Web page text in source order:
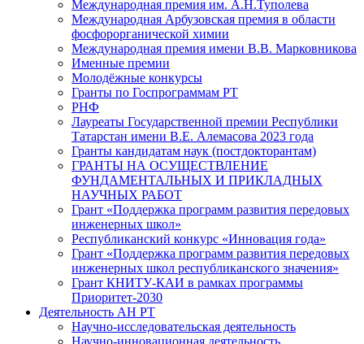
Международная премия им. А.Н.Туполева
Международная Арбузовская премия в области
фосфорорганической химии
Международная премия имени В.В. Марковникова
Именные премии
Молодёжные конкурсы
Гранты по Госпрограммам РТ
РНФ
Лауреаты Государственной премии Республики
Татарстан имени В.Е. Алемасова 2023 года
Гранты кандидатам наук (постдокторантам)
ГРАНТЫ НА ОСУЩЕСТВЛЕНИЕ
ФУНДАМЕНТАЛЬНЫХ И ПРИКЛАДНЫХ
НАУЧНЫХ РАБОТ
Грант «Поддержка программ развития передовых
инженерных школ»
Республиканский конкурс «Инновация года»
Грант «Поддержка программ развития передовых
инженерных школ республиканского значения»
Грант КНИТУ-КАИ в рамках программы
Приоритет-2030
Деятельность АН РТ
Научно-исследовательская деятельность
Научно-инновационная деятельность